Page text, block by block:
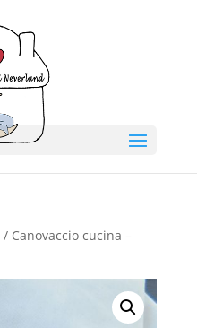
/ Canovaccio cucina –